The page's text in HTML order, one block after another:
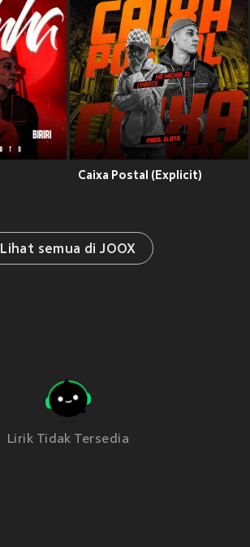
Caixa Postal (Explicit)
Lihat semua di JOOX
Lirik Tidak Tersedia